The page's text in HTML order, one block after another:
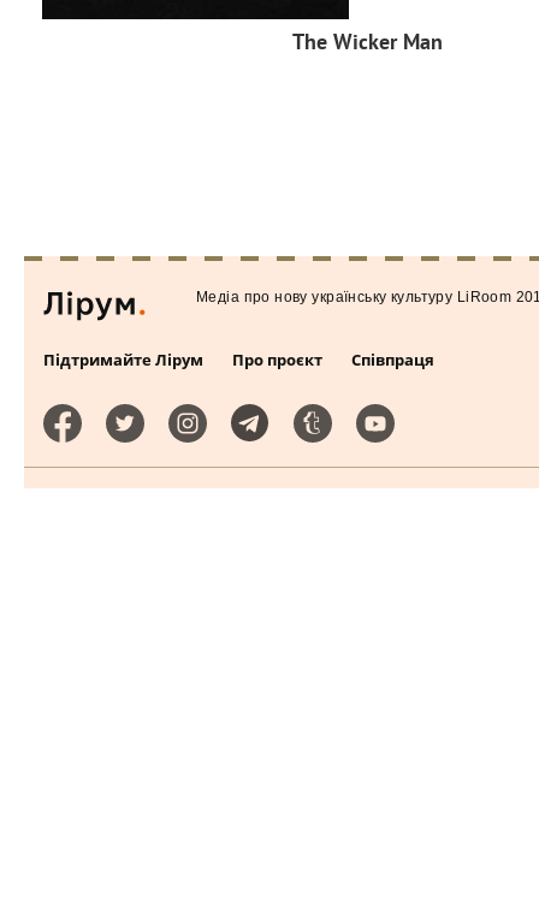
The Wicker Man
Підтримайте Лірум Про проєкт Співпраця
Медiа про нову українську культуру LiRoom